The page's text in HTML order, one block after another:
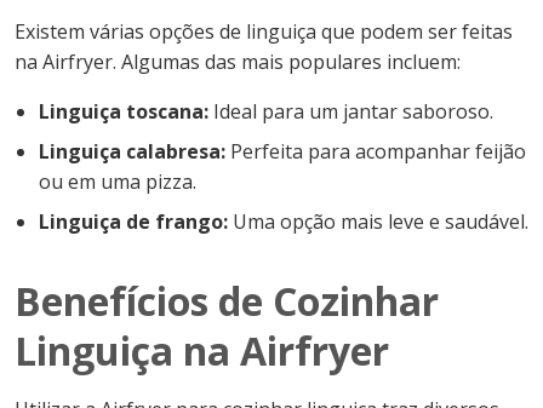
Existem várias opções de linguiça que podem ser feitas
na Airfryer. Algumas das mais populares incluem:
Linguiça toscana: Ideal para um jantar saboroso.
Linguiça calabresa: Perfeita para acompanhar feijão
ou em uma pizza.
Linguiça de frango: Uma opção mais leve e saudável.
Benefícios de Cozinhar
Linguiça na Airfryer